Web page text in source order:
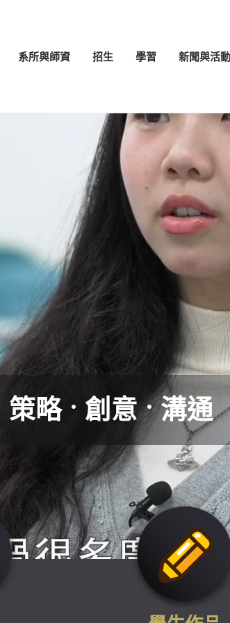
系所與師資 招生 學習 新聞與活動
造行銷傳播人才的